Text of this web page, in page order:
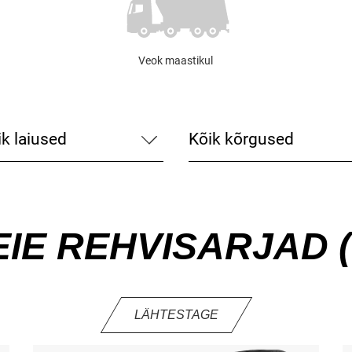
Veok maastikul
REHVISARJAD
LÄHTESTAGE